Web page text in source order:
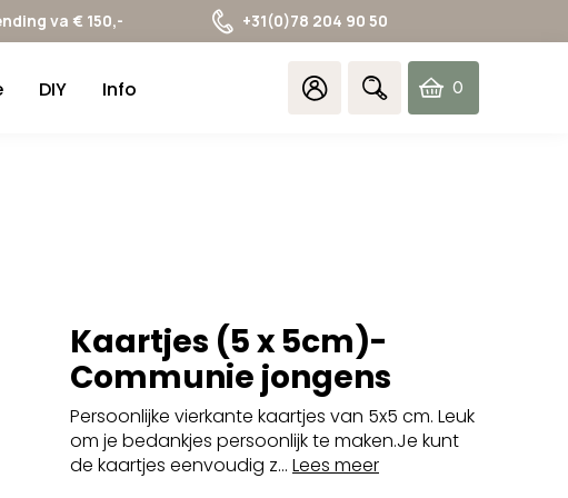
Kaartjes (5 x 5cm)-
Communie jongens
Persoonlijke vierkante kaartjes van 5x5 cm. Leuk
om je bedankjes persoonlijk te maken.Je kunt
de kaartjes eenvoudig z... Lees meer
va € 150,- +31(0)78 204 90 50
DIY Info 0